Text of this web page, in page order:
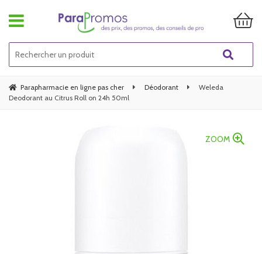
Parapharmacie en ligne pas cher Déodorant
Weleda
Deodorant au Citrus Roll on 24h 50ml
ZOOM